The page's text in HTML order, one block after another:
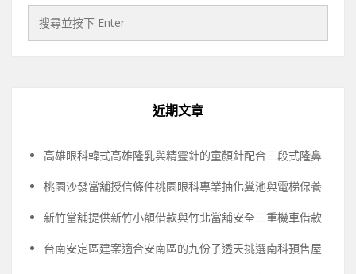
近期文章
高雄眼科韓式高雄隆乳與精靈針的童顏針配合三段式隆鼻
桃園沙發當舖授信條件桃園眼科專業抽化糞池與電梯保養
新竹當舖提供新竹小額借款與竹北當舖安全三重機車借款
台南安定區建案適合安南區的九份子透天挑選南科預售屋